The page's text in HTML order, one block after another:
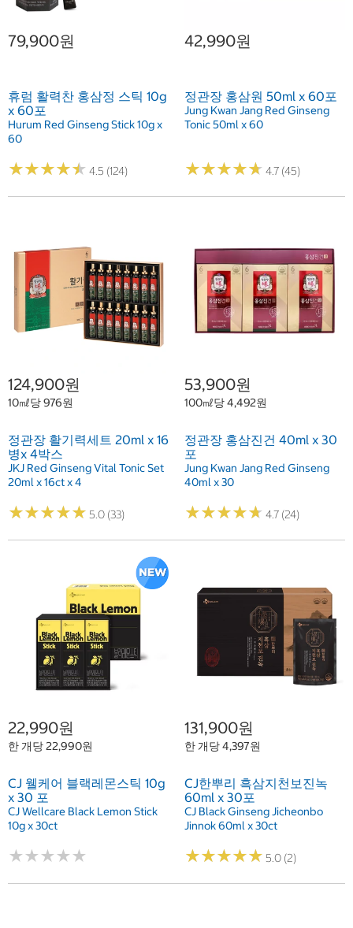
79,900원
휴럼 활력찬 홍삼정 스틱 10g
x 60포
Hurum Red Ginseng Stick 10g x
60
★★★★★
★★★★★ 4.5 (124)
42,990원
정관장 홍삼원 50ml x 60포
Jung Kwan Jang Red Ginseng
Tonic 50ml x 60
★★★★★
★★★★★ 4.7 (45)
124,900원
10㎖당 976원
정관장 활기력세트 20ml x 16
병x 4박스
JKJ Red Ginseng Vital Tonic Set
20ml x 16ct x 4
★★★★★
★★★★★ 5.0 (33)
53,900원
100㎖당 4,492원
정관장 홍삼진건 40ml x 30
포
Jung Kwan Jang Red Ginseng
40ml x 30
★★★★★
★★★★★ 4.7 (24)
22,990원
한 개당 22,990원
CJ 웰케어 블랙레몬스틱 10g
x 30 포
CJ Wellcare Black Lemon Stick
10g x 30ct
★★★★★
★★★★★
131,900원
한 개당 4,397원
CJ한뿌리 흑삼지천보진녹
60ml x 30포
CJ Black Ginseng Jicheonbo
Jinnok 60ml x 30ct
★★★★★
★★★★★ 5.0 (2)